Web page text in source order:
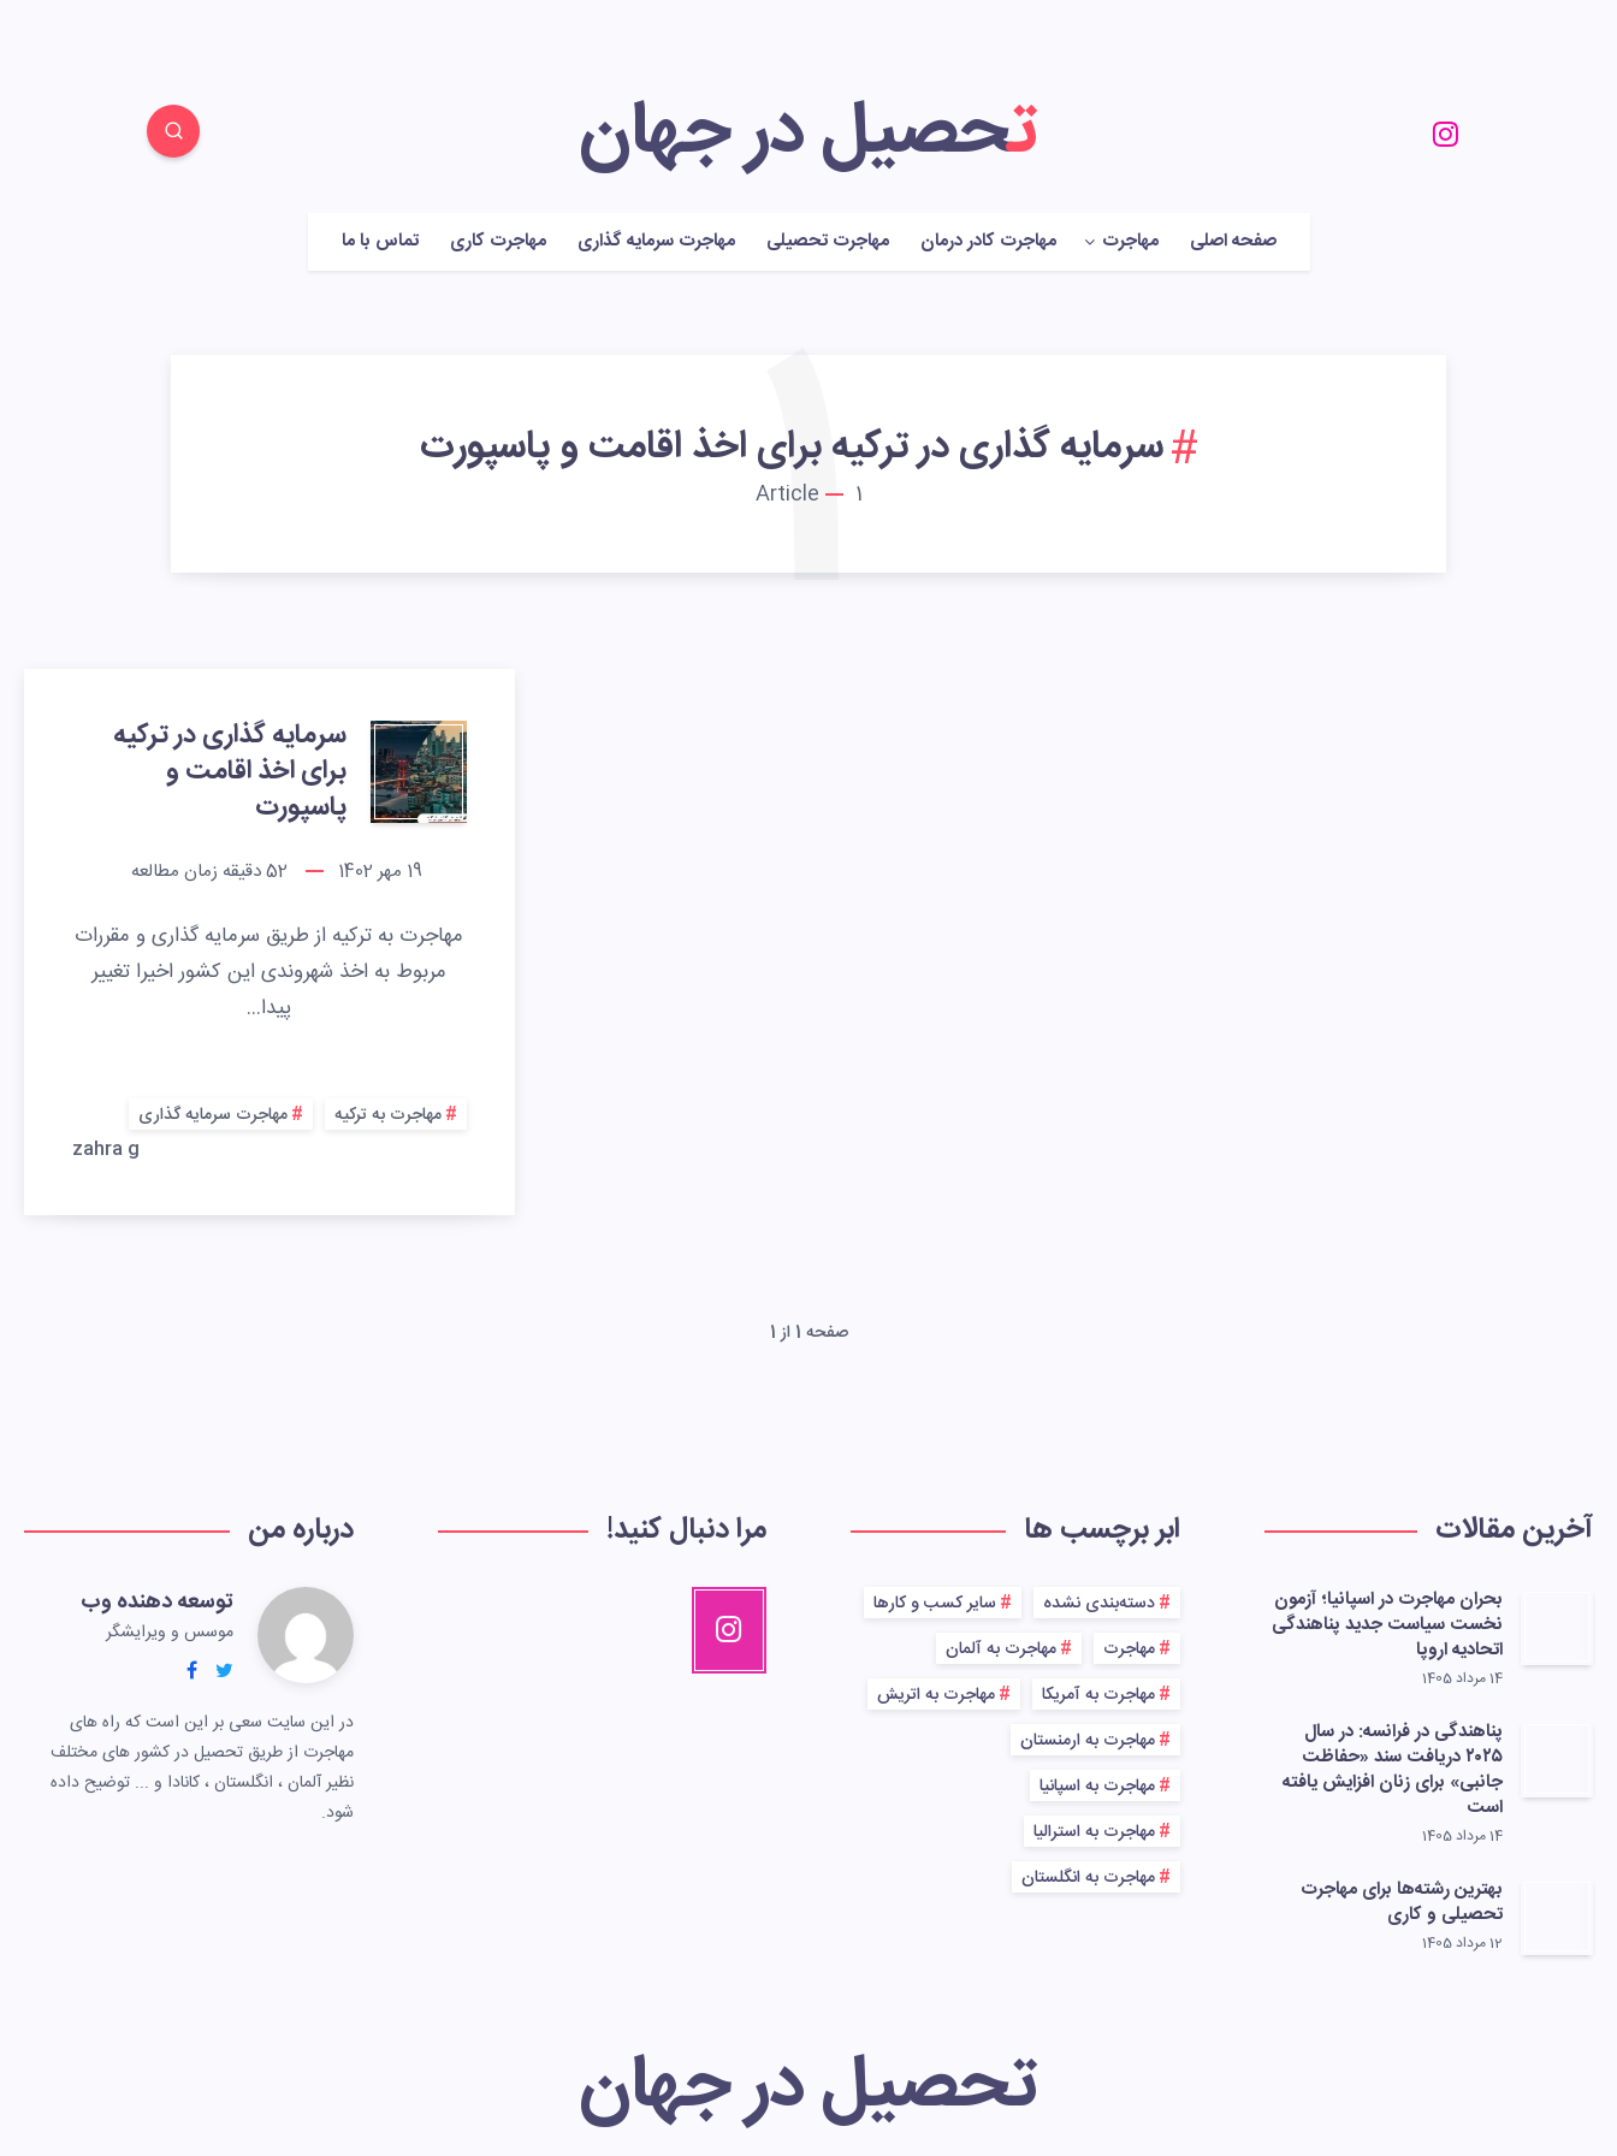
تحصیل در جهان
صفحه اصلی مهاجرت مهاجرت کادر درمان مهاجرت تحصیلی مهاجرت سرمایه گذاری مهاجرت کاری تماس با ما
سرمایه گذاری در ترکیه برای اخذ اقامت و پاسپورت
1
1
سرمایه گذاری در ترکیه
برای اخذ اقامت و
پاسپورت
19 مهر 1402 52دقیقه زمان مطالعه
مهاجرت به ترکیه از طریق سرمایه گذاری و مقررات
مربوط به اخذ شهروندی این کشور اخیرا تغییر
پیدا…
مهاجرت به ترکیه مهاجرت سرمایه گذاری
zahra g
صفحه 1 از 1
آخرین مقالات
بحران مهاجرت در اسپانیا؛ آزمون
نخست سیاست جدید پناهندگی
اتحادیه اروپا
14 مرداد 1405
پناهندگی در فرانسه: در سال
۲۰۲۵ دریافت سند «حفاظت
جانبی» برای زنان افزایش یافته
است
14 مرداد 1405
بهترین رشته‌ها برای مهاجرت
تحصیلی و کاری
12 مرداد 1405
ابر برچسب ها
دسته‌بندی نشده
سایر کسب و کارها
مهاجرت
مهاجرت به آلمان
مهاجرت به آمریکا
مهاجرت به اتریش
مهاجرت به ارمنستان
مهاجرت به اسپانیا
مهاجرت به استرالیا
مهاجرت به انگلستان
مرا دنبال کنید! درباره من
توسعه دهنده وب
موسس و ویرایشگر
در این سایت سعی بر این است که راه های
مهاجرت از طریق تحصیل در کشور های مختلف
نظیر آلمان ، انگلستان ، کانادا و ... توضیح داده
شود.
تحصیل در جهان